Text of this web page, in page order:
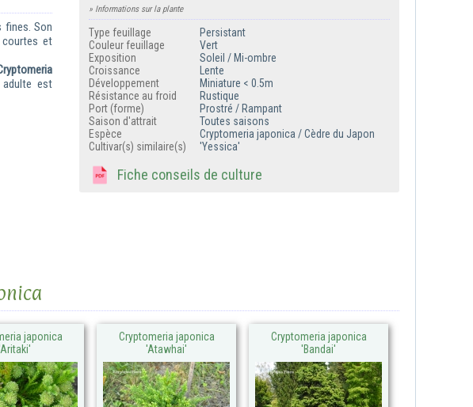
fines. Son
courtes et
est
» Informations sur la plante
Type feuillage
Persistant
Couleur feuillage
Vert
Exposition
Soleil / Mi-ombre
Croissance
Lente
Développement
Miniature < 0.5m
Résistance au froid
Rustique
Port (forme)
Prostré / Rampant
Saison d'attrait
Toutes saisons
Espèce
Cryptomeria japonica / Cèdre du Japon
Cultivar(s) similaire(s)
'Yessica'
Fiche conseils de culture
japonica
Cryptomeria japonica
'Atawhai'
Cryptomeria japonica
'Bandai'